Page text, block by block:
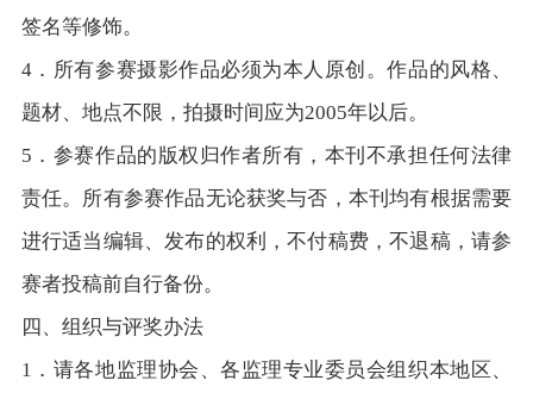
签名等修饰。
4．所有参赛摄影作品必须为本人原创。作品的风格、
题材、地点不限，拍摄时间应为2005年以后。
5．参赛作品的版权归作者所有，本刊不承担任何法律
责任。所有参赛作品无论获奖与否，本刊均有根据需要
进行适当编辑、发布的权利，不付稿费，不退稿，请参
赛者投稿前自行备份。
四、组织与评奖办法
1．请各地监理协会、各监理专业委员会组织本地区、